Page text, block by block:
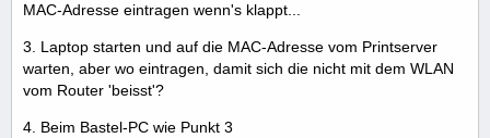
MAC-Adresse eintragen wenn's klappt...
3. Laptop starten und auf die MAC-Adresse vom Printserver
warten, aber wo eintragen, damit sich die nicht mit dem WLAN
vom Router 'beisst'?
4. Beim Bastel-PC wie Punkt 3